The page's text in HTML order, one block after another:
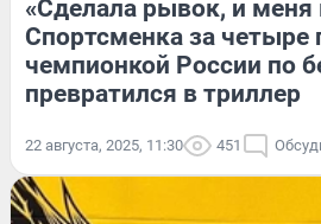
«Сделала рывок, и меня
Спортсменка за четыре
чемпионкой России по
превратился в триллер
22 августа, 2025, 11:30 451